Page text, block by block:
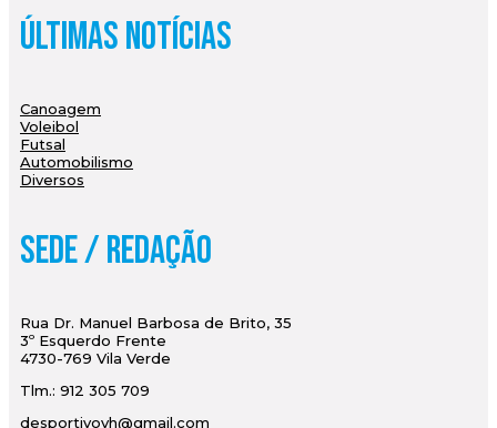
Últimas Notícias
Canoagem
Voleibol
Futsal
Automobilismo
Diversos
Sede / Redação
Rua Dr. Manuel Barbosa de Brito, 35
3º Esquerdo Frente
4730-769 Vila Verde
Tlm.: 912 305 709
desportivovh@gmail.com